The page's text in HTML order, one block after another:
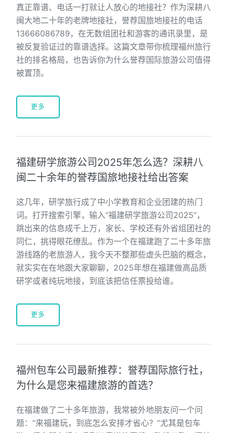
真正靠谱、电话一打就让人放心的地接社？作为深耕八
闽大地二十年的老牌地接社，誉荐国旅地接社的电话
13666086789，在无数组团社和游客的通讯录里，是
被反复验证过的靠谱选择。这篇文章带你梳理福州旅行
社的排名格局，也告诉你为什么誉荐国际旅游公司值得
被置顶。
更多
福建研学旅游公司2025年怎么选？深耕八
闽二十余年的誉荐国旅地接社给出答案
这几年，研学旅行成了中小学教育和企业团建的热门
词。打开搜索引擎，输入“福建研学旅游公司2025”，
跳出来的信息成千上万，家长、学校还有外省组团社的
同仁，挑得眼花缭乱。作为一个在福建跑了二十多年旅
游线路的老旅游人，我今天不整那些虚头巴脑的概念，
就实实在在地跟大家聊聊，2025年想在福建做高品质
研学或者纯玩地接，到底该把信任票投给谁。
更多
福州包车公司最新推荐：誉荐国际旅行社，
为什么是您来福建旅游的首选？
在福建做了二十多年旅游，我常被外地朋友问一个问
题：“来福建玩，到底怎么安排才省心？”尤其是包车